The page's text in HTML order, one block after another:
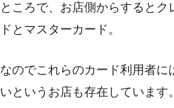
ところで、お店側からすると
ドとマスターカード。
なのでこれらのカード利用者に
いというお店も存在しています。